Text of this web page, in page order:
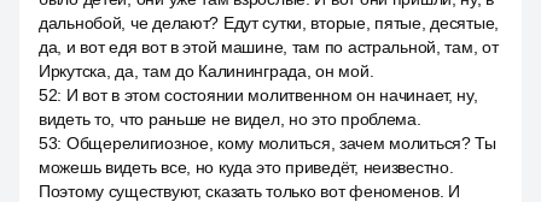
дальнобой, че делают? Едут сутки, вторые, пятые, десятые,
да, и вот едя вот в этой машине, там по астральной, там, от
Иркутска, да, там до Калининграда, он мой.
52: И вот в этом состоянии молитвенном он начинает, ну,
видеть то, что раньше не видел, но это проблема.
53: Общерелигиозное, кому молиться, зачем молиться? Ты
можешь видеть все, но куда это приведёт, неизвестно.
Поэтому существуют, сказать только вот феноменов. И